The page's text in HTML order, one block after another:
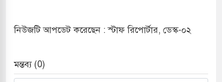
নিউজটি আপডেট করেছেন : স্টাফ রিপোর্টার, ডেস্ক-০২
মন্তব্য (0)